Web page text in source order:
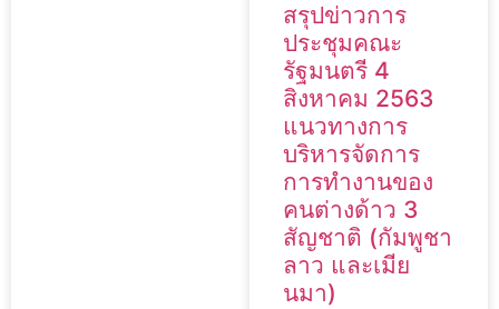
สรุปข่าวการ
ประชุมคณะ
รัฐมนตรี 4
สิงหาคม 2563
แนวทางการ
บริหารจัดการ
การทำงานของ
คนต่างด้าว 3
สัญชาติ (กัมพูชา
ลาว และเมีย
นมา)